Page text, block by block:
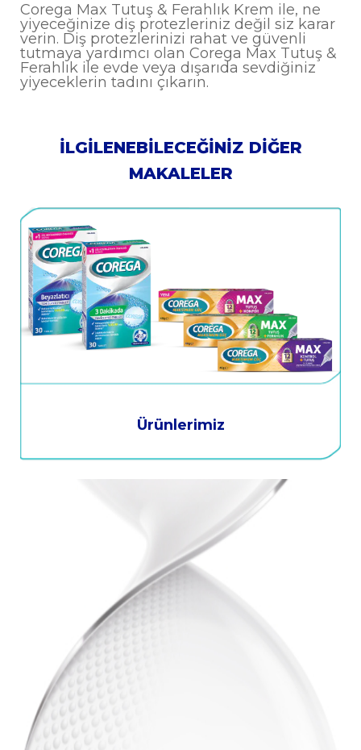
Corega Max Tutuş & Ferahlık Krem ile, ne
yiyeceğinize diş protezleriniz değil siz karar
verin. Diş protezlerinizi rahat ve güvenli
tutmaya yardımcı olan Corega Max Tutuş &
Ferahlık ile evde veya dışarıda sevdiğiniz
yiyeceklerin tadını çıkarın.
İLGILENEBILECEĞINIZ DIĞER
MAKALELER
Ürünlerimiz